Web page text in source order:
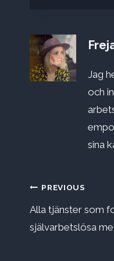
Jag
och
sina
PREVIOUS
Alla tjänster som
självarbetslösa